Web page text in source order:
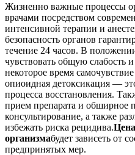
Жизненно важные процессы
врачами посредством
интенсивной терапии и
безопасность органов
течение 24 часов. В
чувствовать общую слабость
некоторое время
опиоидная детоксикация —
процесса восстановления.
прием препарата и обширное
консультирование, а также
избежать риска рецидива.
организмабудет зависеть от
предпринятых мер.